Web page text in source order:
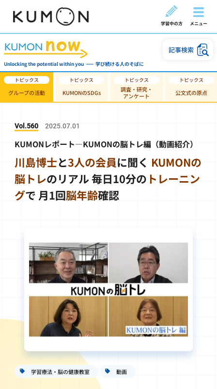
学習中の方 メニュー
Unlocking the potential within you 学び続ける人のそばに
記事検索
グループの活動 KUMONのSDGs
調査・研究・
アンケート
公文式の原点
Vol.560 2025.07.01
KUMONレポート―KUMONの脳トレ編（動画紹介）
川島博士と3人の会員に聞く KUMONの
脳トレのリアル毎日10分の トレーニン
グで 月1回脳年齢確認
学習療法・脳の健康教室 動画